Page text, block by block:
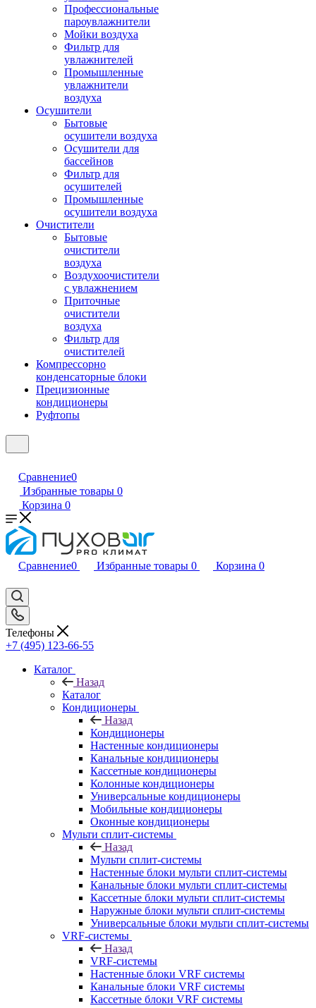
Профессиональные
пароувлажнители
Мойки воздуха
Фильтр для
увлажнителей
Промышленные
увлажнители
воздуха
Осушители
Бытовые
осушители воздуха
Осушители для
бассейнов
Фильтр для
осушителей
Промышленные
осушители воздуха
Очистители
Бытовые
очистители
воздуха
Воздухоочистители
с увлажнением
Приточные
очистители
воздуха
Фильтр для
очистителей
Компрессорно
конденсаторные блоки
Прецизионные
кондиционеры
Руфтопы
Сравнение0
Избранные товары 0
Корзина 0
Сравнение0 Избранные товары 0 Корзина 0
Телефоны
+7 (495) 123-66-55
Каталог
Назад
Каталог
Кондиционеры
Назад
Кондиционеры
Настенные кондиционеры
Канальные кондиционеры
Кассетные кондиционеры
Колонные кондиционеры
Универсальные кондиционеры
Мобильные кондиционеры
Оконные кондиционеры
Мульти сплит-системы
Назад
Мульти сплит-системы
Настенные блоки мульти сплит-системы
Канальные блоки мульти сплит-системы
Кассетные блоки мульти сплит-системы
Наружные блоки мульти сплит-системы
Универсальные блоки мульти сплит-системы
VRF-системы
Назад
VRF-системы
Настенные блоки VRF системы
Канальные блоки VRF системы
Кассетные блоки VRF системы